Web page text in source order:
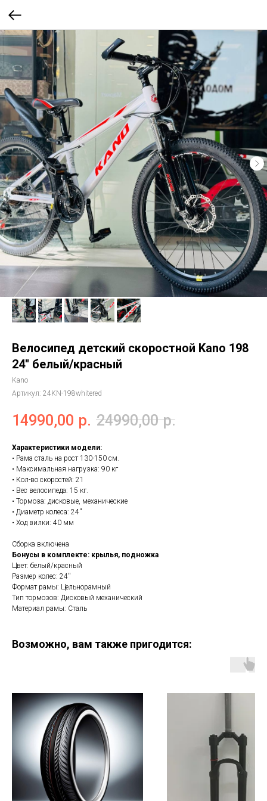
Велосипед детский скоростной Kano 198
24'' белый/красный
Kano
Артикул: 24KN-198whitered
14990,00 р. 24990,00 р.
Характеристики модели:
• Рама сталь на рост 130-150 см.
• Максимальная нагрузка: 90 кг
• Кол-во скоростей: 21
• Вес велосипеда: 15 кг.
• Тормоза: дисковые, механические
• Диаметр колеса: 24''
• Ход вилки: 40 мм
Сборка включена
Бонусы в комплекте: крылья, подножка
Цвет: белый/красный
Размер колес: 24''
Формат рамы: Цельнорамный
Тип тормозов: Дисковый механический
Материал рамы: Сталь
Возможно, вам также пригодится: